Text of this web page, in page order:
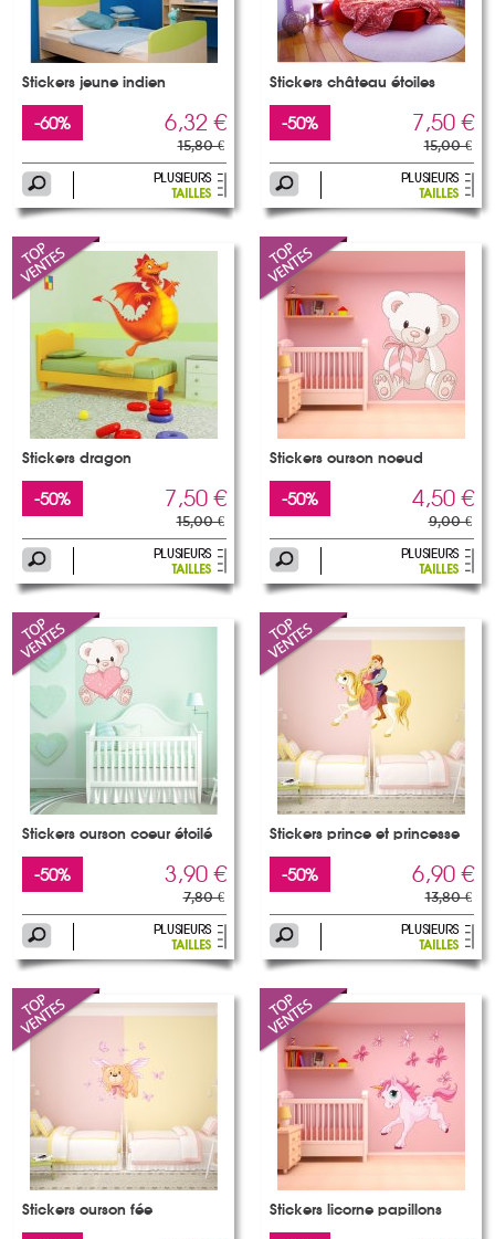
Stickers jeune indien
-60% 6,32 €
15,80 €
Stickers château étoiles
-50% 7,50 €
15,00 €
Stickers dragon
-50% 7,50 €
15,00 €
Stickers ourson noeud
-50% 4,50 €
9,00 €
Stickers ourson coeur étoilé
-50% 3,90 €
7,80 €
Stickers prince et princesse
-50% 6,90 €
13,80 €
Stickers ourson fée Stickers licorne papillons